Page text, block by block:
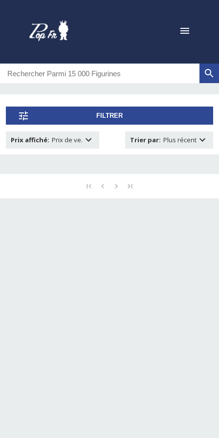
FILTRER
Prix affiché: Prix de ve. Trier par: Plus récent